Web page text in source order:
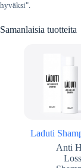
hyväksi".
Samanlaisia tuotteita
Laduti
Anti